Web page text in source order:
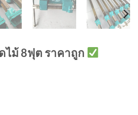
ไม้ 8ฟุต ราคาถูก